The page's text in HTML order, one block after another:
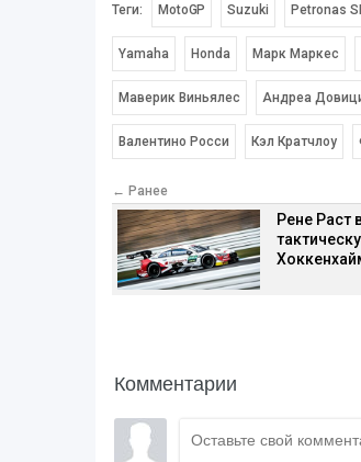
Теги: MotoGP Suzuki Petronas
Yamaha Honda Марк Маркес
Маверик Виньялес Андреа
Валентино Росси Кэл Кратчлоу
← Ранее
Рене Раст
Комментарии